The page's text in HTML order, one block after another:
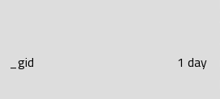
_gid 1 day